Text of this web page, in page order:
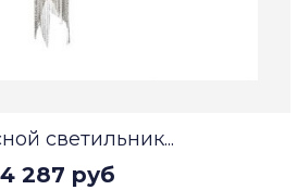
светильник...
287 руб